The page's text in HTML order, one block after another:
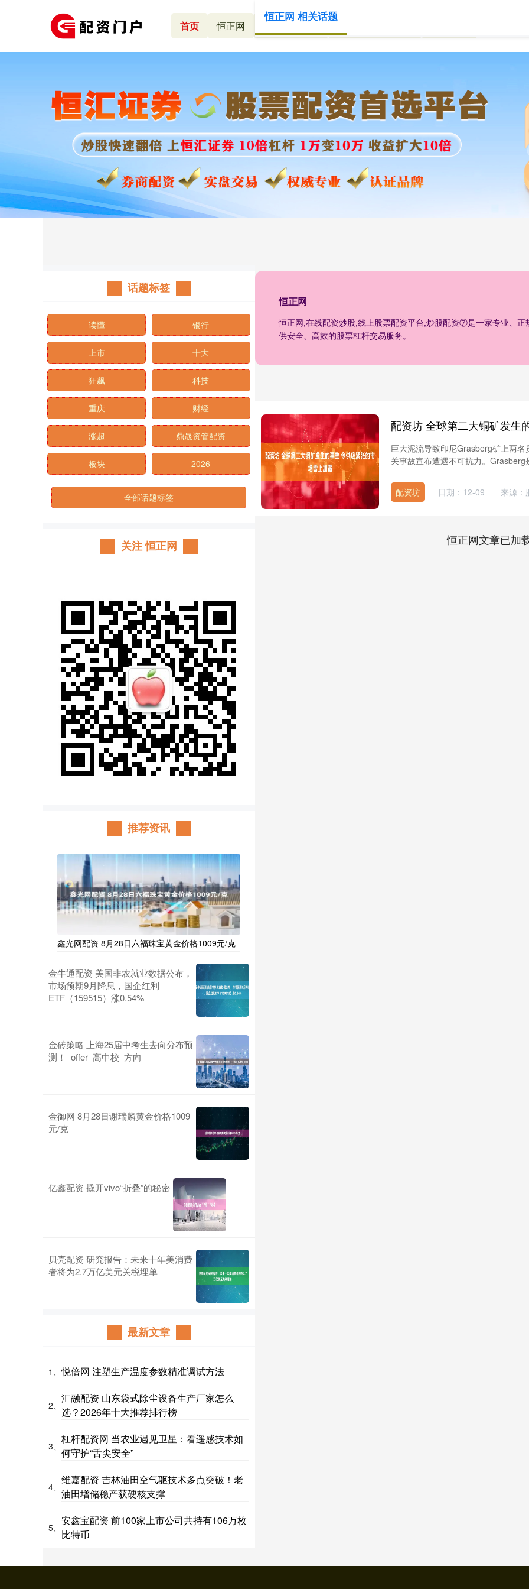
首页 恒正网 在线配资炒股 线上股票配资平台
恒正网
恒正网,在线配资炒股,线上股票配资平台,炒股配资⑦是一家专业、
供安全、高效的股票杠杆交易服务。
恒正网 相关话题
巨大泥流导致印尼Grasberg矿上两
关事故宣布遭遇不可抗力。Grasberg
配资坊 日期：12-09 来源：
恒正网文章已加
话题标签
读懂 银行
上市 十大
狂飙 科技
重庆 财经
涨超 鼎晟资管配资
板块 2026
全部话题标签
关注 恒正网
推荐资讯
鑫光网配资 8月28日六福珠宝黄金价格1009元/克
金牛通配资 美国非农就业数据公布，
市场预期9月降息，国企红利
ETF（159515）涨0.54%
金砖策略 上海25届中考生去向分布预
测！_offer_高中校_方向
金御网 8月28日谢瑞麟黄金价格1009
元/克
亿鑫配资 撬开vivo“折叠”的秘密
贝壳配资 研究报告：未来十年美消费
者将为2.7万亿美元关税埋单
最新文章
1、悦倍网 注塑生产温度参数精准调试方法
2、
汇融配资 山东袋式除尘设备生产厂家怎么
选？2026年十大推荐排行榜
3、
杠杆配资网 当农业遇见卫星：看遥感技术如
何守护“舌尖安全”
4、
维嘉配资 吉林油田空气驱技术多点突破！老
油田增储稳产获硬核支撑
5、
安鑫宝配资 前100家上市公司共持有106万枚
比特币